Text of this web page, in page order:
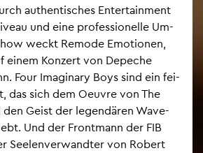
au­then­ti­sches En­ter­tain­ment
und eine pro­fes­sio­nel­le Um­
weckt Re­mo­de Emo­tio­nen,
einem Kon­zert von De­pe­che
Four Ima­gi­na­ry Boys sind ein fei­
das sich dem Oeu­vre von The
Geist der le­gen­dä­ren Wave-
Und der Front­mann der FIB
See­len­ver­wand­ter von Ro­bert